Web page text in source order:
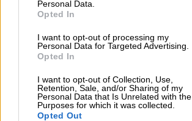
Personal Data.
Opted In
I want to opt-out of processing my
Personal Data for Targeted Advertising.
Opted In
I want to opt-out of Collection, Use,
Retention, Sale, and/or Sharing of my
Personal Data that Is Unrelated with the
Purposes for which it was collected.
Opted Out